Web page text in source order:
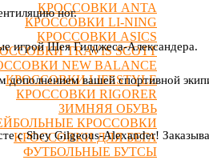
КРОССОВКИ ANTA
КРОССОВКИ LI-NING
КРОССОВКИ ASICS
TRAVIS SCOTT
NEW BALANCE
КРОССОВКИ LIFESTYLE
КРОССОВКИ RIGORER
ЗИМНЯЯ ОБУВЬ
КРОССОВКИ
КРОССОВКИ ДЛЯ БЕГА
ФУТБОЛЬНЫЕ БУТСЫ
ног.
игрой Шея Гилджеса-Александера.
дополнением вашей спортивной
с Shey Gilgeous-Alexander!